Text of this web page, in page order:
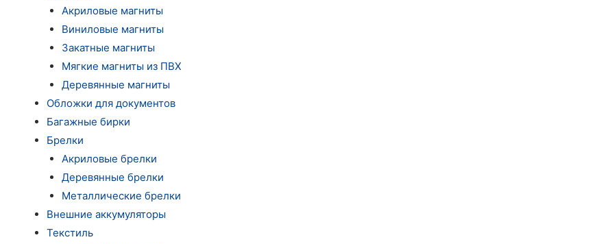
Акриловые магниты
Виниловые магниты
Закатные магниты
Мягкие магниты из ПВХ
Деревянные магниты
Обложки для документов
Багажные бирки
Брелки
Акриловые брелки
Деревянные брелки
Металлические брелки
Внешние аккумуляторы
Текстиль